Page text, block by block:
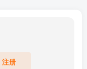
注册